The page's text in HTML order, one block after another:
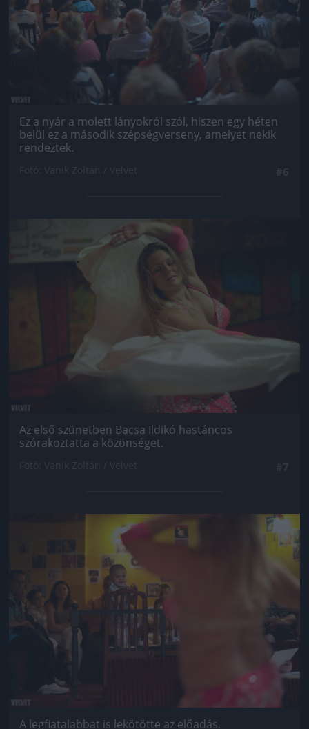
Ez a nyár a molett lányokról szól, hiszen egy héten
belül ez a második szépségverseny, amelyet nekik
rendeztek.
Jön még kép!
Az első szünetben Bacsa Ildikó hastáncos
szórakoztatta a közönséget.
Jön még kép!
A legfiatalabbat is lekötötte az előadás.